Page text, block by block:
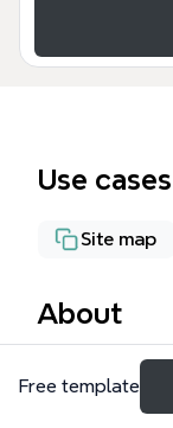
Use cases
Site map
About
Ce modèle
scolaire
Free template